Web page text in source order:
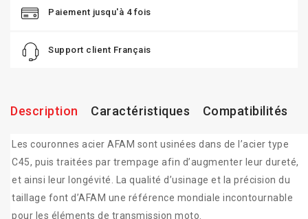
Paiement jusqu'à 4 fois
Support client Français
Description Caractéristiques Compatibilités
Les couronnes acier AFAM sont usinées dans de l’acier type
C45, puis traitées par trempage afin d’augmenter leur dureté,
et ainsi leur longévité. La qualité d’usinage et la précision du
taillage font d’AFAM une référence mondiale incontournable
pour les éléments de transmission moto.